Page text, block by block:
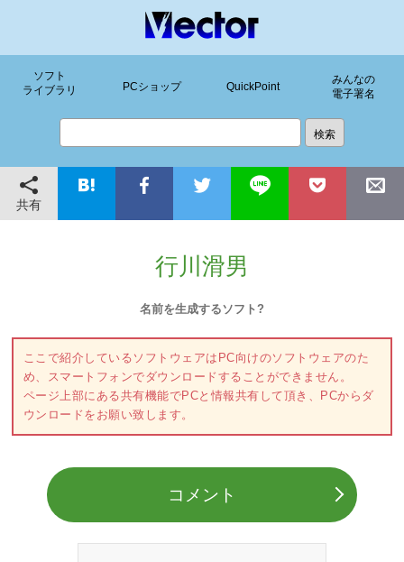
ソフト
ライブラリ
PCショップ QuickPoint
みんなの
電子署名
共有
行川滑男
名前を生成するソフト?
ここで紹介しているソフトウェアはPC向けのソフトウェアのた
め、スマートフォンでダウンロードすることができません。
ページ上部にある共有機能でPCと情報共有して頂き、PCからダ
ウンロードをお願い致します。
コメント